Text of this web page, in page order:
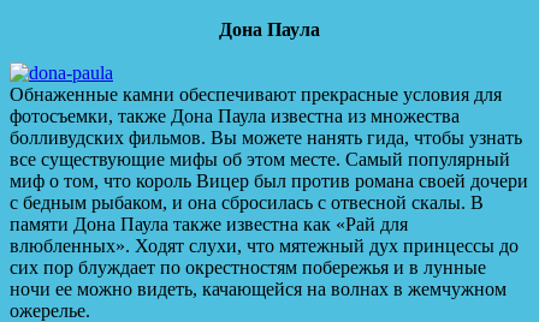
Дона Паула
Обнаженные камни обеспечивают прекрасные условия для
фотосъемки, также Дона Паула известна из множества
болливудских фильмов. Вы можете нанять гида, чтобы узнать
все существующие мифы об этом месте. Самый популярный
миф о том, что король Вицер был против романа своей дочери
с бедным рыбаком, и она сбросилась с отвесной скалы. В
памяти Дона Паула также известна как «Рай для
влюбленных». Ходят слухи, что мятежный дух принцессы до
сих пор блуждает по окрестностям побережья и в лунные
ночи ее можно видеть, качающейся на волнах в жемчужном
ожерелье.